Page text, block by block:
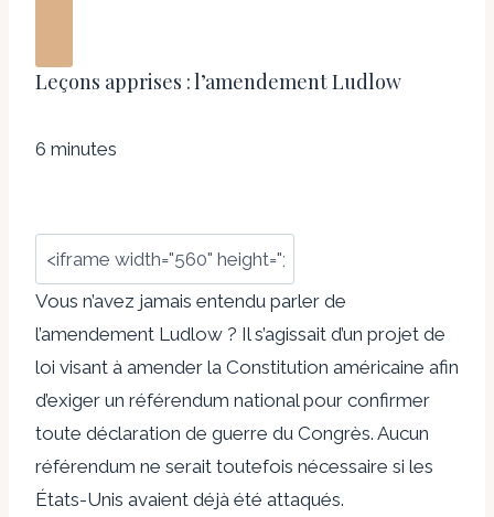
Leçons apprises : l’amendement Ludlow
6 minutes
Vous n’avez jamais entendu parler de
l’amendement Ludlow ? Il s’agissait d’un projet de
loi visant à amender la Constitution américaine afin
d’exiger un référendum national pour confirmer
toute déclaration de guerre du Congrès. Aucun
référendum ne serait toutefois nécessaire si les
États-Unis avaient déjà été attaqués.